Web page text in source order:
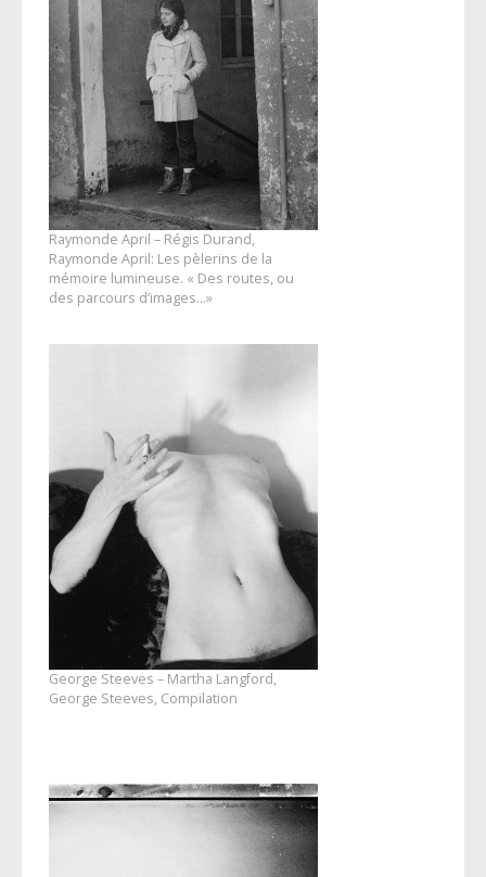
Raymonde April – Régis Durand,
Raymonde April: Les pèlerins de la
mémoire lumineuse. « Des routes, ou
des parcours d’images…»
George Steeves – Martha Langford,
George Steeves, Compilation